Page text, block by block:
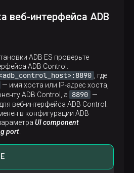
веб-интерфейса ADB
ADB ES проверьте
ADB Control:
, где
— имя хоста или IP-адрес хоста,
ADB Control, а 8890 —
веб-интерфейса ADB Control.
в конфигурации ADB
UI component
port